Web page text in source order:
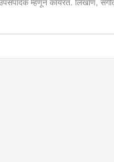
रा.स्व.संघाचा स्वयंसेवक